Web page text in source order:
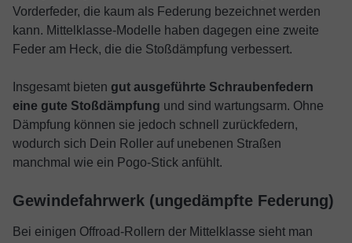
Vorderfeder, die kaum als Federung bezeichnet werden
kann. Mittelklasse-Modelle haben dagegen eine zweite
Feder am Heck, die die Stoßdämpfung verbessert.
Insgesamt bieten gut ausgeführte Schraubenfedern
eine gute Stoßdämpfung und sind wartungsarm. Ohne
Dämpfung können sie jedoch schnell zurückfedern,
wodurch sich Dein Roller auf unebenen Straßen
manchmal wie ein Pogo-Stick anfühlt.
Gewindefahrwerk (ungedämpfte Federung)
Bei einigen Offroad-Rollern der Mittelklasse sieht man